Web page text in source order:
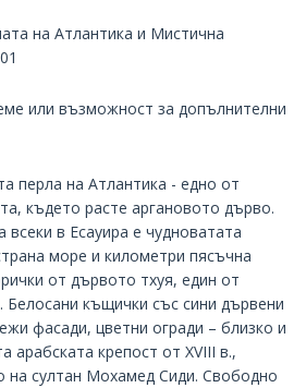
на Атлантика и Мистична
или възможност за допълнителни
перла на Атлантика - едно от
където расте аргановото дърво.
в Есауира е чудноватата
море и километри пясъчна
от дървото тхуя, един от
Белосани къщички със сини дървени
фасади, цветни огради – близко и
арабската крепост от XVIII в.,
на султан Мохамед Сиди. Свободно